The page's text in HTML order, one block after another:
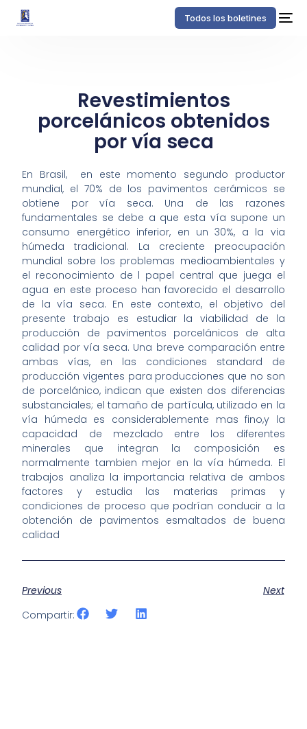
Todos los boletines
Revestimientos
porcelánicos obtenidos
por vía seca
En Brasil, en este momento segundo productor
mundial, el 70% de los pavimentos cerámicos se
obtiene por vía seca. Una de las razones
fundamentales se debe a que esta vía supone un
consumo energético inferior, en un 30%, a la via
húmeda tradicional. La creciente preocupación
mundial sobre los problemas medioambientales y
el reconocimiento de l papel central que juega el
agua en este proceso han favorecido el desarrollo
de la vía seca. En este contexto, el objetivo del
presente trabajo es estudiar la viabilidad de la
producción de pavimentos porcelánicos de alta
calidad por vía seca. Una breve comparación entre
ambas vías, en las condiciones standard de
producción vigentes para producciones que no son
de porcelánico, indican que existen dos diferencias
substanciales; el tamaño de partícula, utilizado en la
vía húmeda es considerablemente mas fino,y la
capacidad de mezclado entre los diferentes
minerales que integran la composición es
normalmente tambien mejor en la vía húmeda. El
trabajos analiza la importancia relativa de ambos
factores y estudia las materias primas y
condiciones de proceso que podrían conducir a la
obtención de pavimentos esmaltados de buena
calidad
Previous
Next
Compartir: